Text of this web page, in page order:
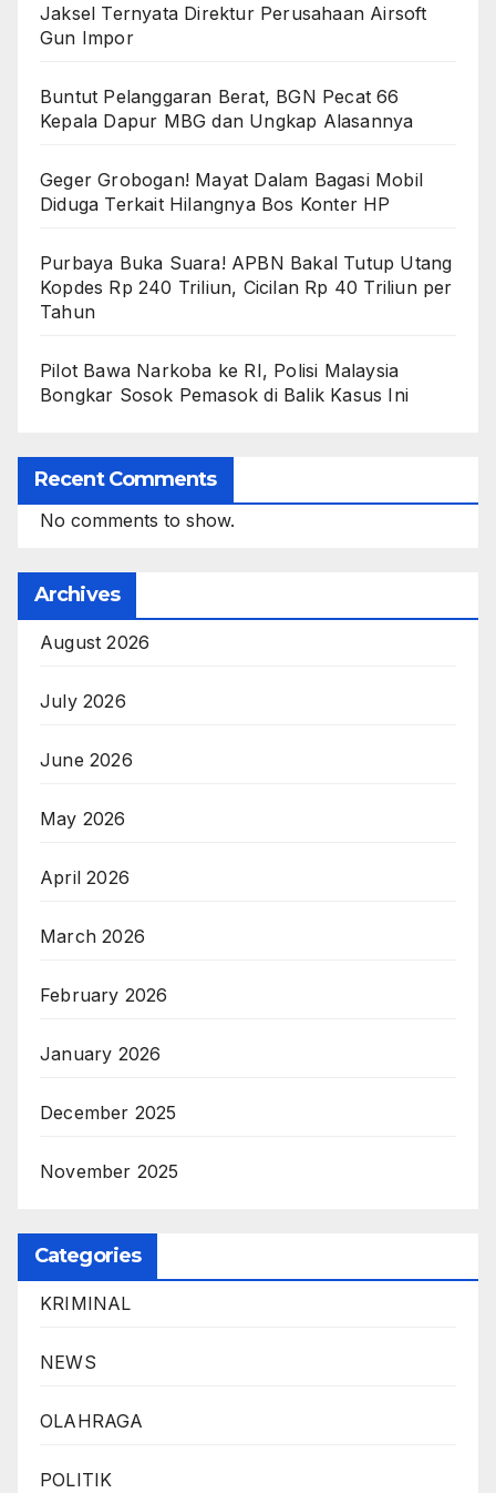
Jaksel Ternyata Direktur Perusahaan Airsoft
Gun Impor
Buntut Pelanggaran Berat, BGN Pecat 66
Kepala Dapur MBG dan Ungkap Alasannya
Geger Grobogan! Mayat Dalam Bagasi Mobil
Diduga Terkait Hilangnya Bos Konter HP
Purbaya Buka Suara! APBN Bakal Tutup Utang
Kopdes Rp 240 Triliun, Cicilan Rp 40 Triliun per
Tahun
Pilot Bawa Narkoba ke RI, Polisi Malaysia
Bongkar Sosok Pemasok di Balik Kasus Ini
Recent Comments
No comments to show.
Archives
August 2026
July 2026
June 2026
May 2026
April 2026
March 2026
February 2026
January 2026
December 2025
November 2025
Categories
KRIMINAL
NEWS
OLAHRAGA
POLITIK